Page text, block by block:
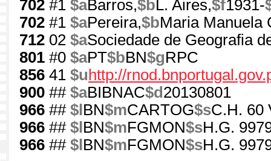
702 #1 $aBarros,$bL. Aires,$f1931-
702 #1 $aPereira,$bMaria Manuela
712 02 $aSociedade de Geografia
801 #0 $aPT$bBN$gRPC
856 41 $u http://
900 ## $aBIBNAC$d 20130801
966 ## $l BN$mCARTOG$sC.H. 60
966 ## $l BN$mFGMON$sH.G.
966 ## $l BN$mFGMON$sH.G.